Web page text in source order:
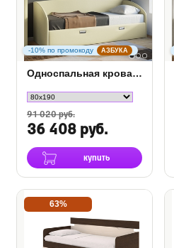
-10% по промокоду АЗБУКА
Односпальная кровать Bono
91 020 руб.
36 408 руб.
купить
63%